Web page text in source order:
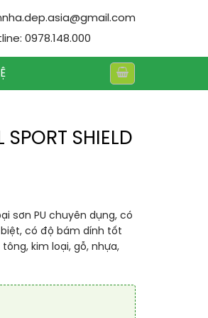
0978.148.000
SHIELD
sơn PU chuyên dụng, có
có độ bám dính tốt
kim loại, gỗ, nhựa,